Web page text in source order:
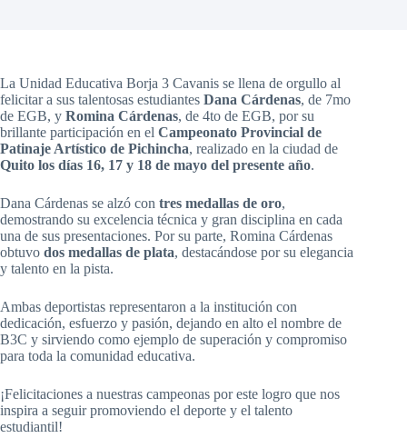
La Unidad Educativa Borja 3 Cavanis se llena de orgullo al
felicitar a sus talentosas estudiantes Dana Cárdenas, de 7mo
de EGB, y Romina Cárdenas, de 4to de EGB, por su
brillante participación en el Campeonato Provincial de
Patinaje Artístico de Pichincha, realizado en la ciudad de
Quito los días 16, 17 y 18 de mayo del presente año.
Dana Cárdenas se alzó con tres medallas de oro,
demostrando su excelencia técnica y gran disciplina en cada
una de sus presentaciones. Por su parte, Romina Cárdenas
obtuvo dos medallas de plata, destacándose por su elegancia
y talento en la pista.
Ambas deportistas representaron a la institución con
dedicación, esfuerzo y pasión, dejando en alto el nombre de
B3C y sirviendo como ejemplo de superación y compromiso
para toda la comunidad educativa.
¡Felicitaciones a nuestras campeonas por este logro que nos
inspira a seguir promoviendo el deporte y el talento
estudiantil!